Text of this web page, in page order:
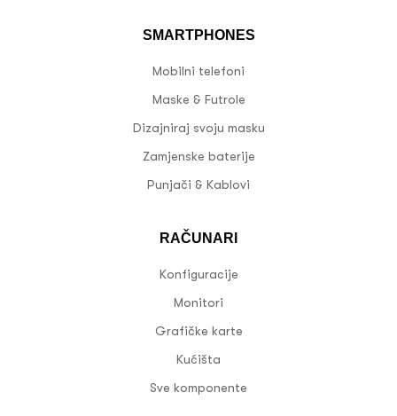
SMARTPHONES
Mobilni telefoni
Maske & Futrole
Dizajniraj svoju masku
Zamjenske baterije
Punjači & Kablovi
RAČUNARI
Konfiguracije
Monitori
Grafičke karte
Kućišta
Sve komponente